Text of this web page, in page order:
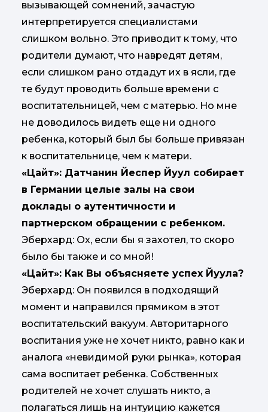
вызывающей сомнений, зачастую
интерпретируется специалистами
слишком вольно. Это приводит к тому, что
родители думают, что навредят детям,
если слишком рано отдадут их в ясли, где
те будут проводить больше времени с
воспитательницей, чем с матерью. Но мне
не доводилось видеть еще ни одного
ребенка, который был бы больше привязан
к воспитательнице, чем к матери.
«Цайт»: Датчанин Йеспер Йуул собирает
в Германии целые залы на свои
доклады о аутентичности и
партнерском обращении с ребенком.
Эберхард: Ох, если бы я захотел, то скоро
было бы также и со мной!
«Цайт»: Как Вы объясняете успех Йуула?
Эберхард: Он появился в подходящий
момент и направился прямиком в этот
воспитательский вакуум. Авторитарного
воспитания уже не хочет никто, равно как и
аналога «невидимой руки рынка», которая
сама воспитает ребенка. Собственных
родителей не хочет слушать никто, а
полагаться лишь на интуицию кажется